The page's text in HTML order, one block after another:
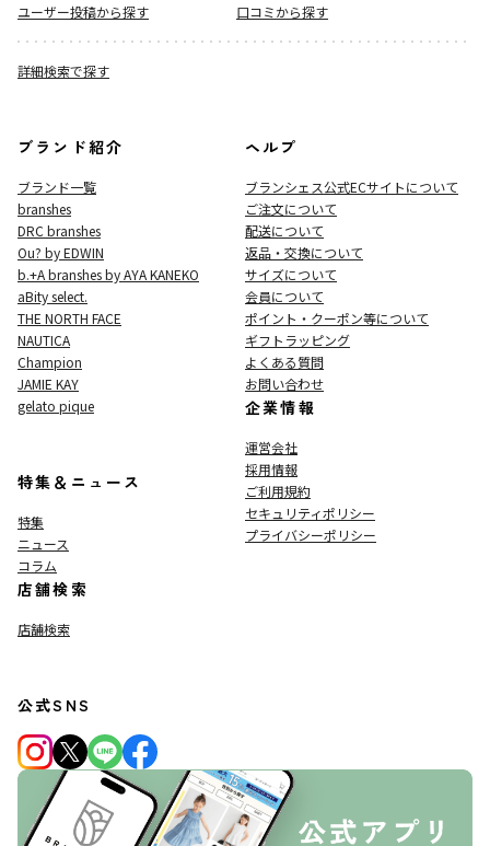
ユーザー投稿から探す
口コミから探す
詳細検索で探す
ブランド紹介
ブランド一覧
branshes
DRC branshes
Ou? by EDWIN
b.+A branshes by AYA KANEKO
aBity select.
THE NORTH FACE
NAUTICA
Champion
JAMIE KAY
gelato pique
特集＆ニュース
特集
ニュース
コラム
店舗検索
店舗検索
ヘルプ
ブランシェス公式ECサイトについて
ご注文について
配送について
返品・交換について
サイズについて
会員について
ポイント・クーポン等について
ギフトラッピング
よくある質問
お問い合わせ
企業情報
運営会社
採用情報
ご利用規約
セキュリティポリシー
プライバシーポリシー
公式SNS